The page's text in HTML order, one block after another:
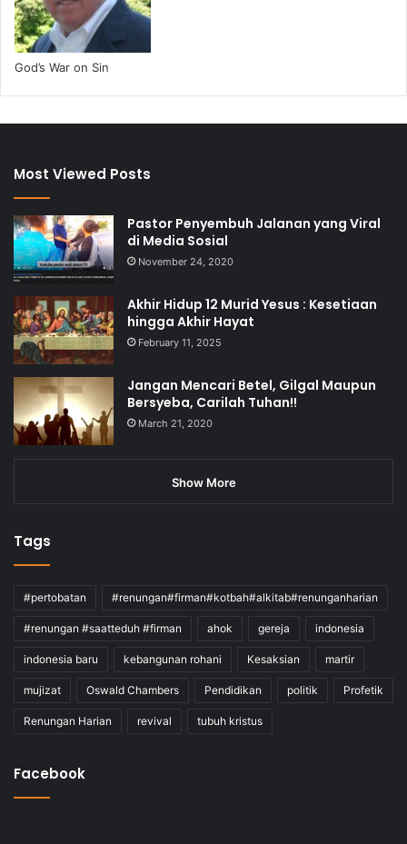
God’s War on Sin
Most Viewed Posts
Pastor Penyembuh Jalanan yang Viral
di Media Sosial
November 24, 2020
Akhir Hidup 12 Murid Yesus : Kesetiaan
hingga Akhir Hayat
February 11, 2025
Jangan Mencari Betel, Gilgal Maupun
Bersyeba, Carilah Tuhan!!
March 21, 2020
Show More
Tags
#pertobatan #renungan#firman#kotbah#alkitab#renunganharian
#renungan #saatteduh #firman ahok gereja indonesia
indonesia baru kebangunan rohani Kesaksian martir
mujizat Oswald Chambers Pendidikan politik Profetik
Renungan Harian revival tubuh kristus
Facebook